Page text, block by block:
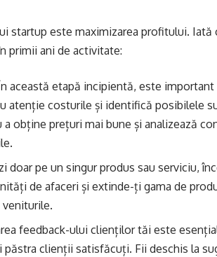
startup este maximizarea profitului. Iată
primii ani de activitate:
această etapă incipientă, este important
atenție costurile și identifică posibilele
obține prețuri mai bune și analizează
pe un singur produs sau serviciu,
de afaceri și extinde-ți gama de
feedback-ului clienților tăi este
clienții satisfăcuți. Fii deschis la